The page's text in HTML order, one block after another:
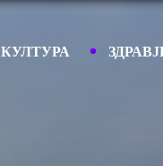
КУЛТУРА